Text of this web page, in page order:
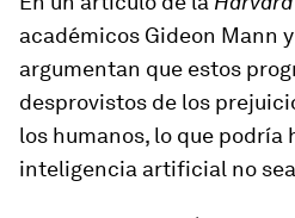
académicos Gideon Mann
argumentan que estos
desprovistos de los
los humanos, lo que podría
inteligencia artificial no